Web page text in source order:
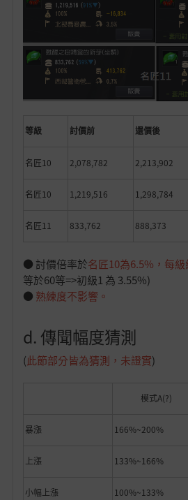
等級 討價前 還價後
名匠10 2,078,782 2,213,902
名匠10 1,219,516 1,298,784
名匠11 833,762 888,373
● 討價倍率於名匠10為6.5%，每
等於60等=>初級1 為 3.55%)
● 熟練度不影響。
d. 傳聞幅度猜測
(此節部分皆為猜測，未證實)
模式A(?)
暴漲 166%~200%
上漲 133%~166%
小幅上漲 100%~133%